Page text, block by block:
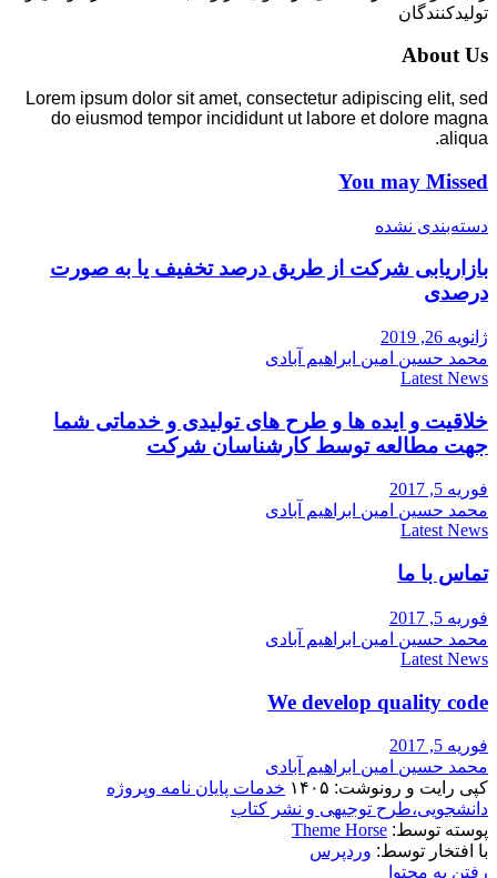
تولیدکنندگان
About Us
Lorem ipsum dolor sit amet, consectetur adipiscing elit, sed
do eiusmod tempor incididunt ut labore et dolore magna
aliqua.
You may Missed
دسته‌بندی نشده
بازاریابی شرکت از طریق درصد تخفیف یا به صورت
درصدی
ژانویه 26, 2019
محمد حسین امین ابراهیم آبادی
Latest News
خلاقیت و ایده ها و طرح های تولیدی و خدماتی شما
جهت مطالعه توسط کارشناسان شرکت
فوریه 5, 2017
محمد حسین امین ابراهیم آبادی
Latest News
تماس با ما
فوریه 5, 2017
محمد حسین امین ابراهیم آبادی
Latest News
We develop quality code
فوریه 5, 2017
محمد حسین امین ابراهیم آبادی
کپی رایت و رونوشت: ۱۴۰۵
خدمات پایان نامه وپروژه
دانشجویی،طرح توجیهی و نشر کتاب
پوسته توسط: Theme Horse
با افتخار توسط: وردپرس
رفتن به محتوا